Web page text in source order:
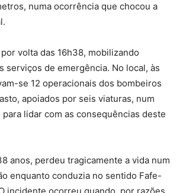
numa ocorrência que chocou a
volta das 16h38, mobilizando
serviços de emergência. No local, às
se 12 operacionais dos bombeiros
apoiados por seis viaturas, num
lidar com as consequências deste
anos, perdeu tragicamente a vida num
enquanto conduzia no sentido Fafe-